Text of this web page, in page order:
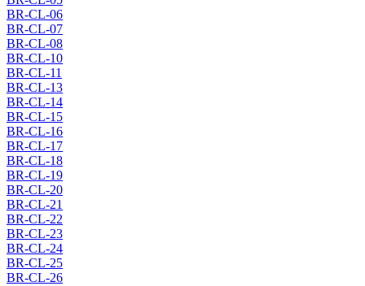
BR-CL-06
BR-CL-07
BR-CL-08
BR-CL-10
BR-CL-11
BR-CL-13
BR-CL-14
BR-CL-15
BR-CL-16
BR-CL-17
BR-CL-18
BR-CL-19
BR-CL-20
BR-CL-21
BR-CL-22
BR-CL-23
BR-CL-24
BR-CL-25
BR-CL-26